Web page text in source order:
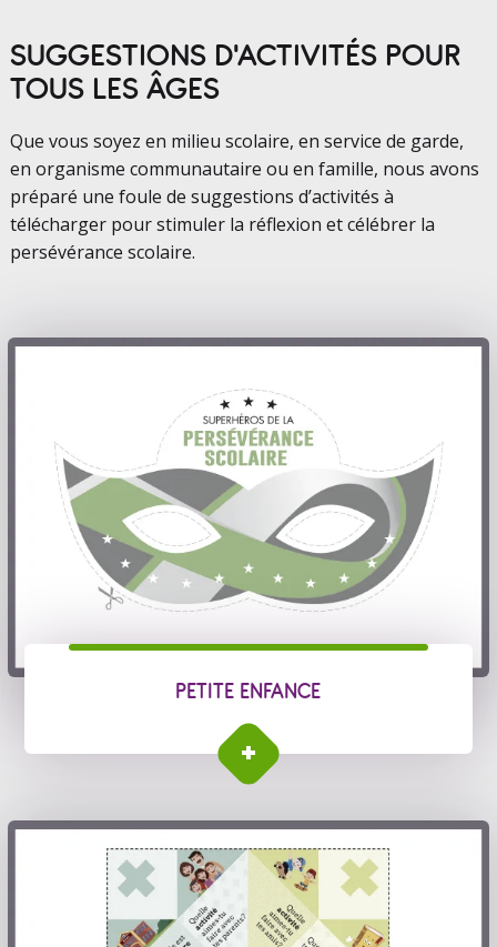
SUGGESTIONS D'ACTIVITÉS POUR
TOUS LES ÂGES
Que vous soyez en milieu scolaire, en service de garde,
en organisme communautaire ou en famille, nous avons
préparé une foule de suggestions d’activités à
télécharger pour stimuler la réflexion et célébrer la
persévérance scolaire.
PETITE ENFANCE